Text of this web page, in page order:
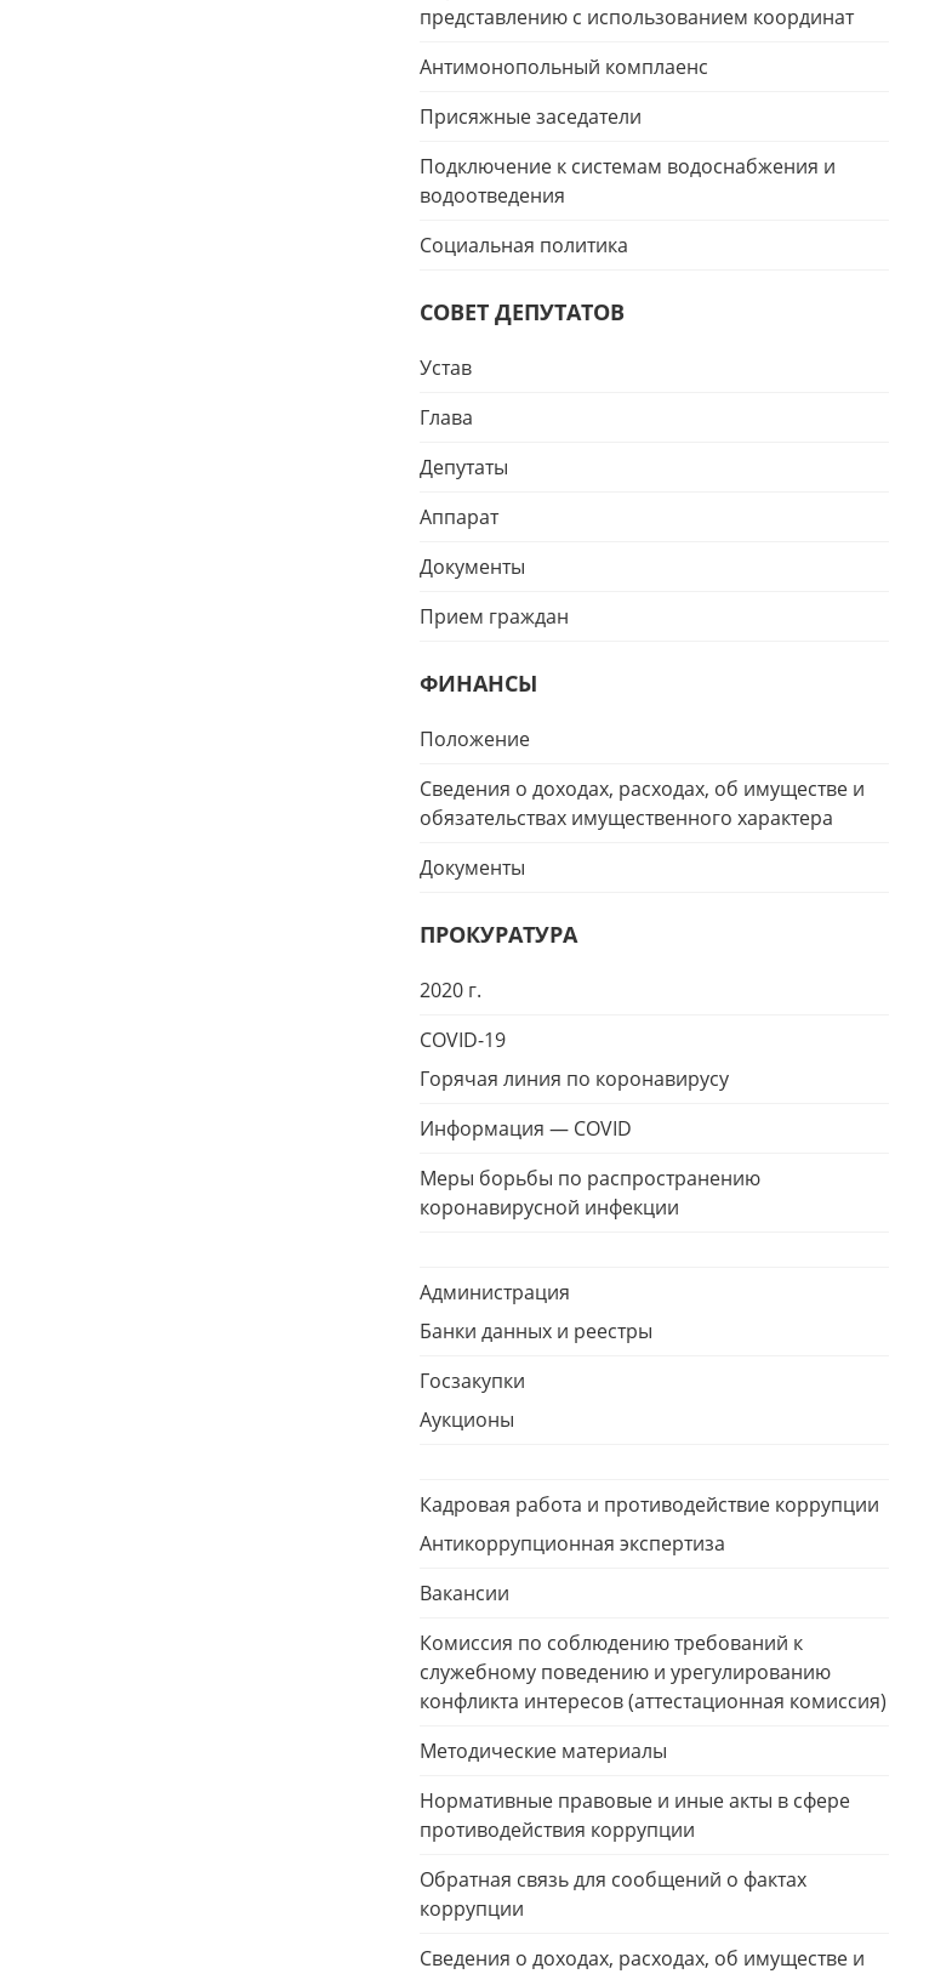
представлению с использованием координат
Антимонопольный комплаенс
Присяжные заседатели
Подключение к системам водоснабжения и
водоотведения
Социальная политика
СОВЕТ ДЕПУТАТОВ
Устав
Глава
Депутаты
Аппарат
Документы
Прием граждан
ФИНАНСЫ
Положение
Сведения о доходах, расходах, об имуществе и
обязательствах имущественного характера
Документы
ПРОКУРАТУРА
2020 г.
COVID-19
Горячая линия по коронавирусу
Информация — COVID
Меры борьбы по распространению
коронавирусной инфекции
Администрация
Банки данных и реестры
Госзакупки
Аукционы
Кадровая работа и противодействие коррупции
Антикоррупционная экспертиза
Вакансии
Комиссия по соблюдению требований к
служебному поведению и урегулированию
конфликта интересов (аттестационная комиссия)
Методические материалы
Нормативные правовые и иные акты в сфере
противодействия коррупции
Обратная связь для сообщений о фактах
коррупции
Сведения о доходах, расходах, об имуществе и